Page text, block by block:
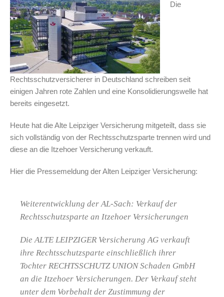
Die
Rechtsschutzversicherer in Deutschland schreiben seit
einigen Jahren rote Zahlen und eine Konsolidierungswelle hat
bereits eingesetzt.
Heute hat die Alte Leipziger Versicherung mitgeteilt, dass sie
sich vollständig von der Rechtsschutzsparte trennen wird und
diese an die Itzehoer Versicherung verkauft.
Hier die Pressemeldung der Alten Leipziger Versicherung:
Weiterentwicklung der AL-Sach: Verkauf der
Rechtsschutzsparte an Itzehoer Versicherungen
Die ALTE LEIPZIGER Versicherung AG verkauft
ihre Rechtsschutzsparte einschließlich ihrer
Tochter RECHTSSCHUTZ UNION Schaden GmbH
an die Itzehoer Versicherungen. Der Verkauf steht
unter dem Vorbehalt der Zustimmung der